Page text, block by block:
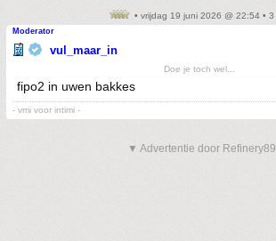
• vrijdag 19 juni 2026 @ 22:54 • 3
Moderator
vul_maar_in
Doe je toch wel...
fipo2 in uwen bakkes
- vmi voor intimi -
▼ Advertentie door Refinery89